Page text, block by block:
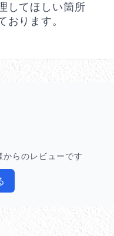
してほしい箇所
おります。
らのレビューです